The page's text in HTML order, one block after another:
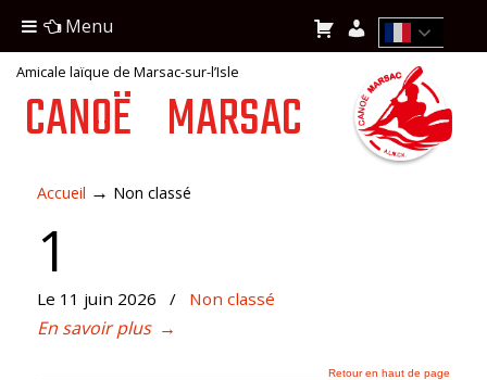
Amicale laïque de Marsac-sur-l’Isle
CANOË MARSAC
Accueil → Non classé
1
Le 11 juin 2026 / Non classé
En savoir plus →
Retour en haut de page
Menu